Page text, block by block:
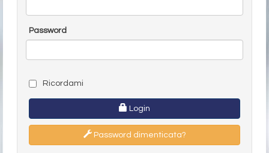
Password
Ricordami
Login
Password dimenticata?